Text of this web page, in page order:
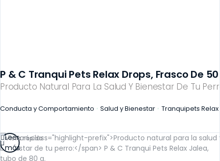
Producto Natural Para La Salud Y Bienestar De Tu
P & C Tranqui Pets Relax Drops, Frasco De 50
Conducta y Comportamiento Salud y Bienestar Tranquipets Relax
Vista rápida
Leer
más